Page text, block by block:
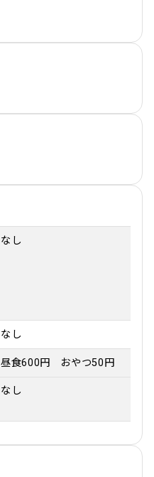
なし
なし
昼食600円 おやつ50円
なし